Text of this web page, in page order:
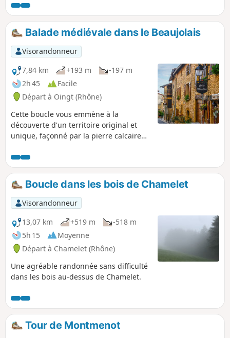
à l'église romane et aux nombreuses
boutiques d'artisans. La randonnée se
déroule principalement sur sentiers,
chemins et petites routes peu
fréquentées, hormis la D116 qu’il faut
longer puis traverser après la descente
du Col du Chêne. La randonnée se
termine par une forte montée… garder
un peu de forces pour la fin.
Balade médiévale dans le Beaujolais
Visorandonneur
7,84 km
+193 m
-197 m
2h 45
Facile
Départ à Oingt (Rhône)
Cette boucle vous emmène à la
découverte d'un territoire original et
unique, façonné par la pierre calcaire
village médiéval d’Oingt qui est classé
parmi les « Plus beaux villages de
France», avec ses maisons aux façades
en pierres dorées accueillant artistes et
artisans d’art. Le village jouit d’un
panorama exceptionnel sur la vallée
d’Azergues.
Boucle dans les bois de Chamelet
Visorandonneur
13,07 km
+519 m
-518 m
5h 15
Moyenne
Départ à Chamelet (Rhône)
Une agréable randonnée sans difficulté
dans les bois au-dessus de Chamelet.
Tour de Montmenot